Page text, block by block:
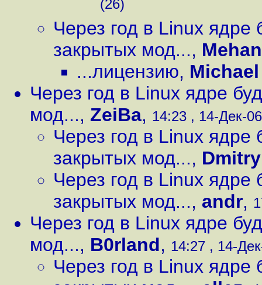
(26)
Через год в Linux ядре
закрытых мод...,
...лицензию,
Через год в Linux ядре
мод..., ZeiBa, 14:23 , 14-Дек-
Через год в Linux ядре
закрытых мод..., Dmitry
Через год в Linux ядре
закрытых мод..., andr,
Через год в Linux ядре
мод..., B0rland, 14:27 , 14-
Через год в Linux ядре